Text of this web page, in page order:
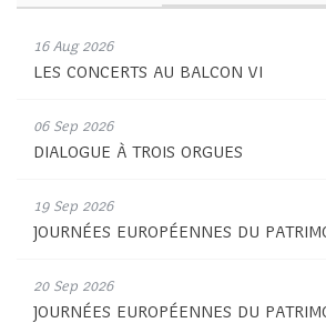
16 Aug 2026
LES CONCERTS AU BALCON VI
06 Sep 2026
DIALOGUE À TROIS ORGUES
19 Sep 2026
JOURNÉES EUROPÉENNES DU
20 Sep 2026
JOURNÉES EUROPÉENNES DU